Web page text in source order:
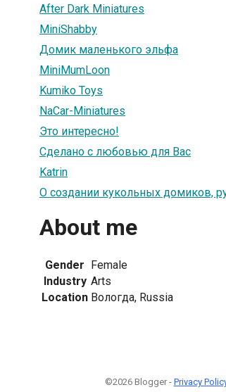
After Dark Miniatures
MiniShabby
Домик маленького эльфа
MiniMumLoon
Kumiko Toys
NaCar-Miniatures
Это интересно!
Сделано с любовью для Вас
Katrin
О создании кукольных домиков,
About me
Gender Female
Industry Arts
Location Вологда, Russia
©2026 Blogger - Privacy